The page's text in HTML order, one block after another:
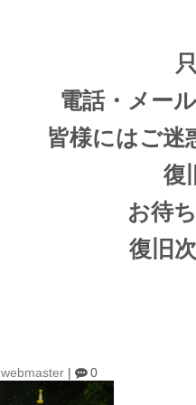
電話・メー
皆様にはご迷
復
お待
復旧
webmaster 0